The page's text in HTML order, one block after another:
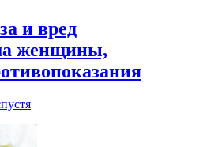
и вред
женщины,